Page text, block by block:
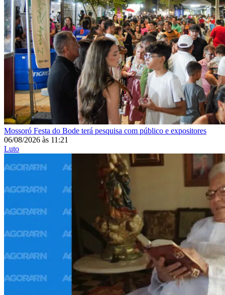
Mossoró Festa do Bode terá pesquisa com público e expositores
06/08/2026 às 11:21
Luto